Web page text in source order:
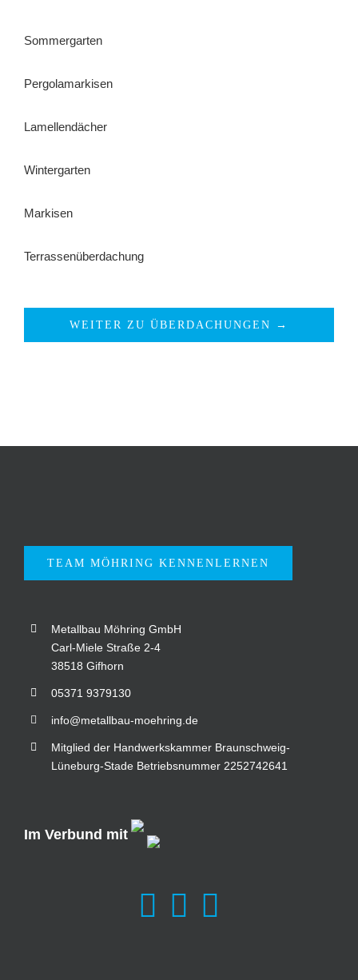
Sommergarten
Pergolamarkisen
Lamellendächer
Wintergarten
Markisen
Terrassenüberdachung
WEITER ZU ÜBERDACHUNGEN →
TEAM MÖHRING KENNENLERNEN
Metallbau Möhring GmbH
Carl-Miele Straße 2-4
38518 Gifhorn
05371 9379130
info@metallbau-moehring.de
Mitglied der Handwerkskammer Braunschweig-
Lüneburg-Stade Betriebsnummer 2252742641
Im Verbund mit